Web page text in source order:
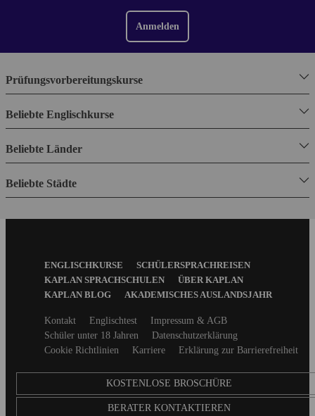
Anmelden
Prüfungsvorbereitungskurse
Beliebte Englischkurse
Beliebte Länder
Beliebte Städte
FooterENGLISCHKURSE
SCHÜLERSPRACHREISEN
KAPLAN SPRACHSCHULEN
ÜBER KAPLAN
KAPLAN BLOG
AKADEMISCHES AUSLANDSJAHR
Secondary
Kontakt Englischtest
Impressum & AGB
Schüler unter 18 Jahren
Datenschutzerklärung
Cookie Richtlinien
Karriere Erklärung zur Barrierefreiheit
KOSTENLOSE BROSCHÜRE
BERATER KONTAKTIEREN